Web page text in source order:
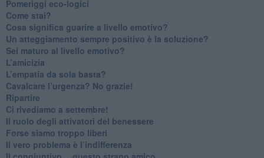
​Pomeriggi eco-logici
​Come stai?
Cosa significa guarire a livello emotivo?
​Un atteggiamento sempre positivo è la soluzione?
​Sei maturo al livello emotivo?
​L’amicizia
​L’empatia da sola basta?
​Cavalcare l’urgenza? No grazie!
Ripartire
​Ci rivediamo a settembre!
​Il ruolo degli attivatori del benessere
​Forse siamo troppo liberi
​Il vero problema è l’indifferenza